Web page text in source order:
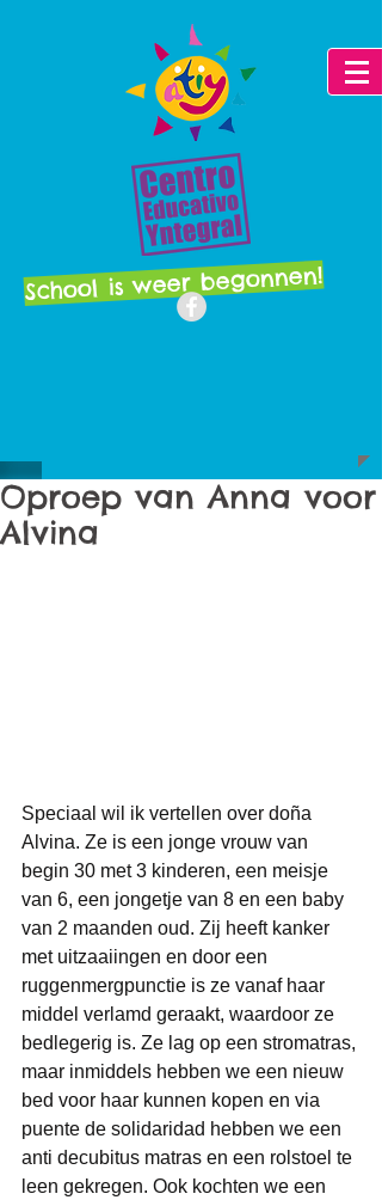
School is weer begonnen!
Oproep van Anna voor
Alvina
Speciaal wil ik vertellen over doña
Alvina. Ze is een jonge vrouw van
begin 30 met 3 kinderen, een meisje
van 6, een jongetje van 8 en een baby
van 2 maanden oud. Zij heeft kanker
met uitzaaiingen en door een
ruggenmergpunctie is ze vanaf haar
middel verlamd geraakt, waardoor ze
bedlegerig is. Ze lag op een stromatras,
maar inmiddels hebben we een nieuw
bed voor haar kunnen kopen en via
puente de solidaridad hebben we een
anti decubitus matras en een rolstoel te
leen gekregen. Ook kochten we een